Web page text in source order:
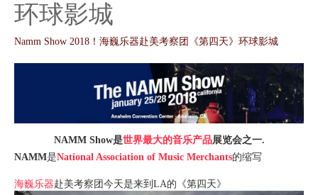
环球影城
Namm Show 2018！海巍乐器赴美考察团《第四天》环球影城
NAMM Show是世界最大的音乐产品展览会之一.
NAMM是National Association of Music Merchants的缩写
海巍乐器赴美考察团今天是来到LA的《第四天》